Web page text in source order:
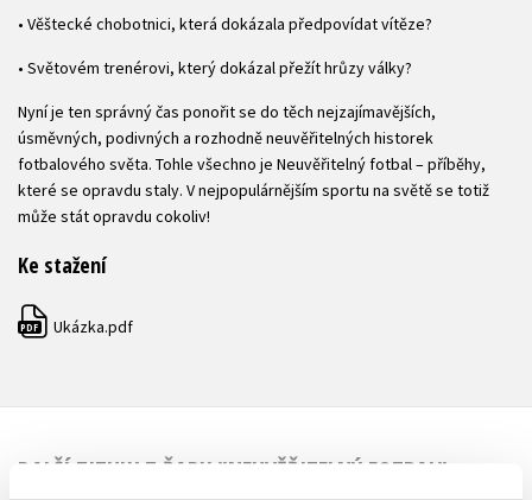
• Věštecké chobotnici, která dokázala předpovídat vítěze?
• Světovém trenérovi, který dokázal přežít hrůzy války?
Nyní je ten správný čas ponořit se do těch nejzajímavějších,
úsměvných, podivných a rozhodně neuvěřitelných historek
fotbalového světa. Tohle všechno je Neuvěřitelný fotbal – příběhy,
které se opravdu staly. V nejpopulárnějším sportu na světě se totiž
může stát opravdu cokoliv!
Ke stažení
PDF Ukázka.pdf
DALŠÍ TITULY Z ŘADY "NEUVĚŘITELNÝ FOTBAL"